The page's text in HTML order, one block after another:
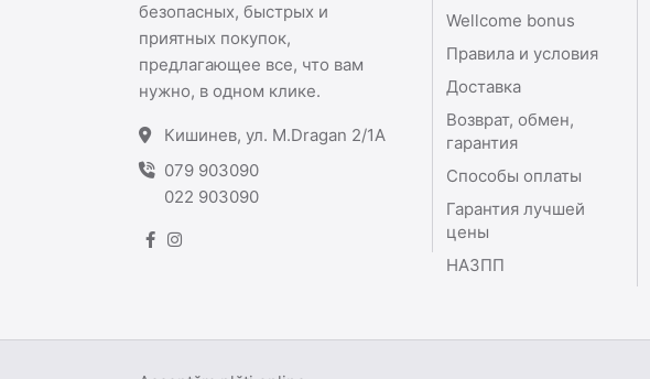
безопасных, быстрых и
приятных покупок,
предлагающее все, что вам
нужно, в одном клике.
Кишинев, ул. M.Dragan 2/1A
079 903090
022 903090
Wellcome bonus
Правила и условия
Доставка
Возврат, обмен,
гарантия
Способы оплаты
Гарантия лучшей
цены
НАЗПП